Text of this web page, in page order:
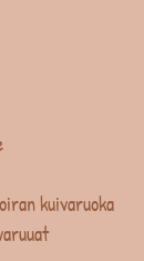
kuivaruoka